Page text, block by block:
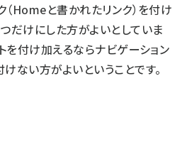
Homeと書かれたリンク）を付け
だけにした方がよいとしていま
トを付け加えるならナビゲーション
ない方がよいということです。